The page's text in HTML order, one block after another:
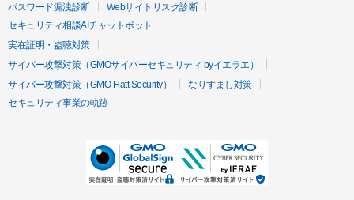
パスワード漏洩診断
Webサイトリスク診断
セキュリティ相談AIチャットボット
実在証明・盗聴対策
サイバー攻撃対策（GMOサイバーセキュリティ byイエラエ）
サイバー攻撃対策（GMO Flatt Security）
なりすまし対策
セキュリティ事業の軌跡